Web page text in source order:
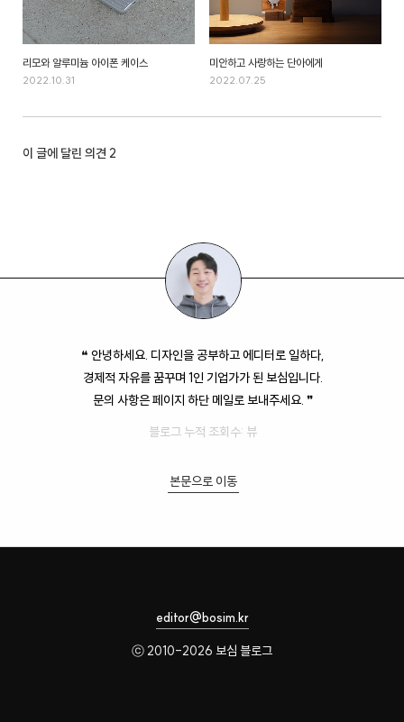
리모와 알루미늄 아이폰 케이스
2022.10.31
미안하고 사랑하는 단아에게
2022.07.25
이 글에 달린 의견 2
❝ 안녕하세요. 디자인을 공부하고 에디터로 일하다,
경제적 자유를 꿈꾸며 1인 기업가가 된 보심입니다.
문의 사항은 페이지 하단 메일로 보내주세요. ❞
블로그 누적 조회수: 뷰
본문으로 이동
editor@bosim.kr
ⓒ 2010-2026 보심 블로그